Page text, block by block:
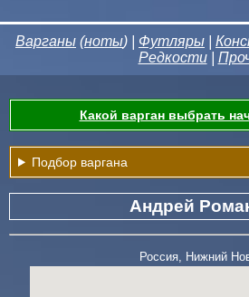
Варганы (ноты) | Футляры
Редкости|
Какой варган выбрать
Подбор варгана
Андрей
Россия, Нижний